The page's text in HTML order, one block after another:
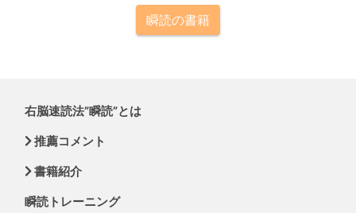
瞬読の書籍
右脳速読法”瞬読”とは
推薦コメント
書籍紹介
瞬読トレーニング